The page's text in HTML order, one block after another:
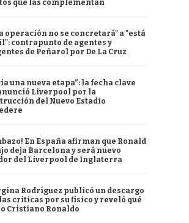
que las complementan
operación no se concretará" a "está
contrapunto de agentes y
de Peñarol por De La Cruz
una nueva etapa”: la fecha clave
Liverpool por la
del Nuevo Estadio
En España afirman que Ronald
deja Barcelona y será nuevo
del Liverpool de Inglaterra
Rodríguez publicó un descargo
críticas por su físico y reveló qué
Cristiano Ronaldo